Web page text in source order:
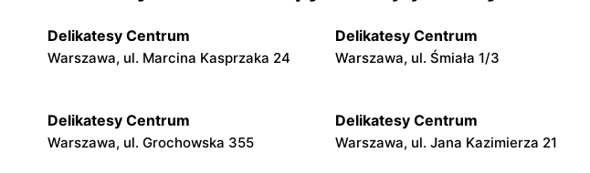
Delikatesy Centrum
Warszawa, ul. Marcina Kasprzaka 24
Delikatesy Centrum
Warszawa, ul. Śmiała 1/3
Delikatesy Centrum
Warszawa, ul. Grochowska 355
Delikatesy Centrum
Warszawa, ul. Jana Kazimierza 21